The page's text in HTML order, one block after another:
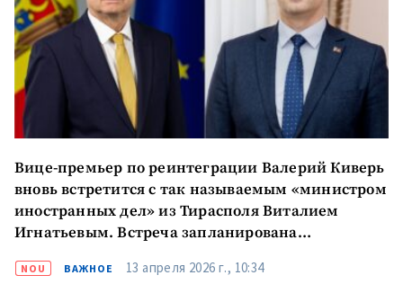
Вице-премьер по реинтеграции Валерий Киверь
вновь встретится с так называемым «министром
иностранных дел» из Тирасполя Виталием
Игнатьевым. Встреча запланирована
NOU ВАЖНОЕ 13 апреля 2026 г., 10:34